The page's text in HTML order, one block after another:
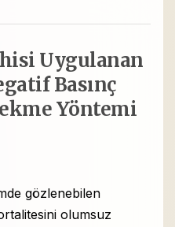
Uygulanan
Basınç
Yöntemi
gözlenebilen
olumsuz